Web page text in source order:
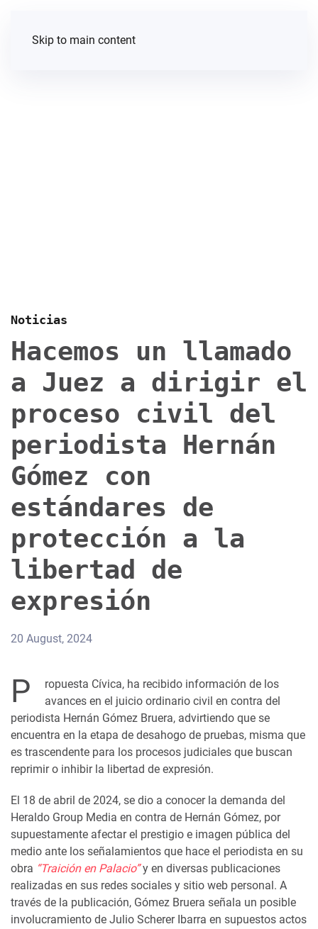
Skip to main content
Noticias
Hacemos un llamado
a Juez a dirigir el
proceso civil del
periodista Hernán
Gómez con
estándares de
protección a la
libertad de
expresión
20 August, 2024
P
ropuesta Cívica, ha recibido información de los
avances en el juicio ordinario civil en contra del
periodista Hernán Gómez Bruera, advirtiendo que se
encuentra en la etapa de desahogo de pruebas, misma que
es trascendente para los procesos judiciales que buscan
reprimir o inhibir la libertad de expresión.
El 18 de abril de 2024, se dio a conocer la demanda del
Heraldo Group Media en contra de Hernán Gómez, por
supuestamente afectar el prestigio e imagen pública del
medio ante los señalamientos que hace el periodista en su
obra “Traición en Palacio”y en diversas publicaciones
realizadas en sus redes sociales y sitio web personal. A
través de la publicación, Gómez Bruera señala un posible
involucramiento de Julio Scherer Ibarra en supuestos actos